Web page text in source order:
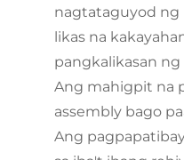
nagtataguyod ng
likas na
pangkalikasan
Ang mahigpit na
assembly bago
Ang